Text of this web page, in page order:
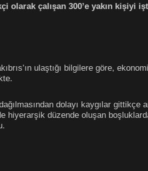
olarak çalışan 300’e yakın kişiyi
ulaştığı bilgilere göre,
dolayı kaygılar
hiyerarşik düzende oluşan